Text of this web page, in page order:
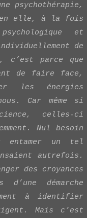
psychothérapie,
en elle, à la fois
et
de
c’est parce que
de faire face,
les énergies
Car même si
celles-ci
Nul besoin
entamer un tel
autrefois.
des croyances
d’une démarche
à identifier
Mais c’est